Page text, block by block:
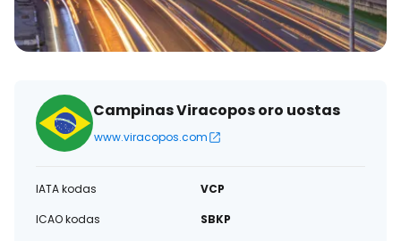
Campinas Viracopos oro uostas
www.viracopos.com
IATA kodas
VCP
ICAO kodas
SBKP